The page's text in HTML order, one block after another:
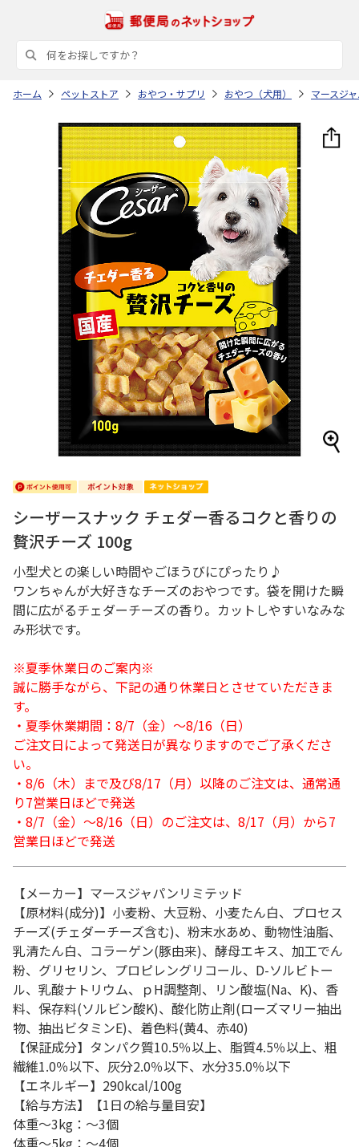
ホーム ペットストア おやつ・サプリ おやつ（犬用） マースジ
シーザースナック チェダー香るコクと香りの
贅沢チーズ 100g
小型犬との楽しい時間やごほうびにぴったり♪
ワンちゃんが大好きなチーズのおやつです。袋を開けた瞬
間に広がるチェダーチーズの香り。カットしやすいなみな
み形状です。
※夏季休業日のご案内※
誠に勝手ながら、下記の通り休業日とさせていただきま
す。
・夏季休業期間：8/7（金）～8/16（日）
ご注文日によって発送日が異なりますのでご了承くださ
い。
・8/6（木）まで及び8/17（月）以降のご注文は、通常通
り7営業日ほどで発送
・8/7（金）～8/16（日）のご注文は、8/17（月）から7
営業日ほどで発送
【メーカー】マースジャパンリミテッド
【原材料(成分)】小麦粉、大豆粉、小麦たん白、プロセス
チーズ(チェダーチーズ含む)、粉末水あめ、動物性油脂、
乳清たん白、コラーゲン(豚由来)、酵母エキス、加工でん
粉、グリセリン、プロピレングリコール、D-ソルビトー
ル、乳酸ナトリウム、ｐH調整剤、リン酸塩(Na、K)、香
料、保存料(ソルビン酸K)、酸化防止剤(ローズマリー抽出
物、抽出ビタミンE)、着色料(黄4、赤40)
【保証成分】タンパク質10.5％以上、脂質4.5％以上、粗
繊維1.0％以下、灰分2.0％以下、水分35.0％以下
【エネルギー】290kcal/100g
【給与方法】【1日の給与量目安】
体重～3kg：～3個
体重～5kg：～4個